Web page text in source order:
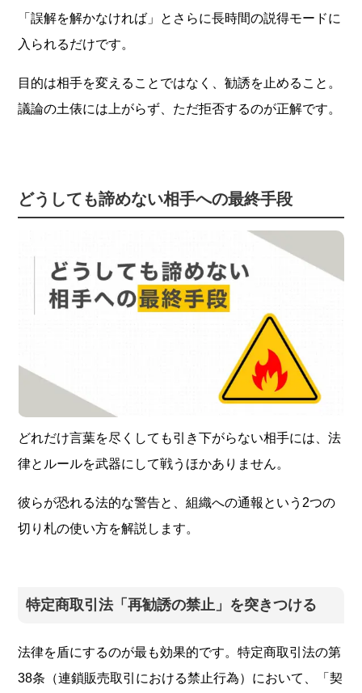
「誤解を解かなければ」とさらに長時間の説得モードに
入られるだけです。
目的は相手を変えることではなく、勧誘を止めること。
議論の土俵には上がらず、ただ拒否するのが正解です。
どうしても諦めない相手への最終手段
どれだけ言葉を尽くしても引き下がらない相手には、法
律とルールを武器にして戦うほかありません。
彼らが恐れる法的な警告と、組織への通報という2つの
切り札の使い方を解説します。
特定商取引法「再勧誘の禁止」を突きつける
法律を盾にするのが最も効果的です。特定商取引法の第
38条（連鎖販売取引における禁止行為）において、「契